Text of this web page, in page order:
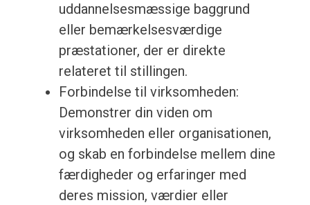
uddannelsesmæssige baggrund
eller bemærkelsesværdige
præstationer, der er direkte
relateret til stillingen.
Forbindelse til virksomheden:
Demonstrer din viden om
virksomheden eller organisationen,
og skab en forbindelse mellem dine
færdigheder og erfaringer med
deres mission, værdier eller